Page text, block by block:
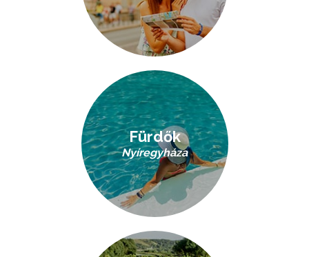
Fürdők
Nyíregyháza